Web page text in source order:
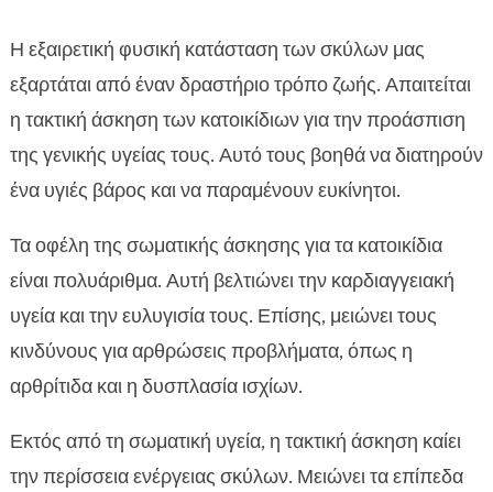
Η εξαιρετική φυσική κατάσταση των σκύλων μας
εξαρτάται από έναν δραστήριο τρόπο ζωής. Απαιτείται
η τακτική άσκηση των κατοικίδιων για την προάσπιση
της γενικής υγείας τους. Αυτό τους βοηθά να διατηρούν
ένα υγιές βάρος και να παραμένουν ευκίνητοι.
Τα οφέλη της σωματικής άσκησης για τα κατοικίδια
είναι πολυάριθμα. Αυτή βελτιώνει την καρδιαγγειακή
υγεία και την ευλυγισία τους. Επίσης, μειώνει τους
κινδύνους για αρθρώσεις προβλήματα, όπως η
αρθρίτιδα και η δυσπλασία ισχίων.
Εκτός από τη σωματική υγεία, η τακτική άσκηση καίει
την περίσσεια ενέργειας σκύλων. Μειώνει τα επίπεδα